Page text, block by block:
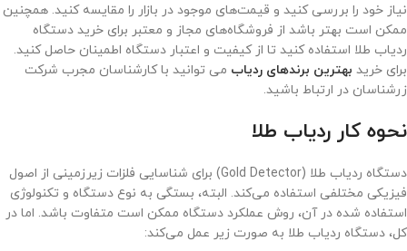
نیاز خود را بررسی کنید و قیمت‌های موجود در بازار را مقایسه کنید. همچنین
ممکن است بهتر باشد از فروشگاه‌های مجاز و معتبر برای خرید دستگاه
ردیاب طلا استفاده کنید تا از کیفیت و اعتبار دستگاه اطمینان حاصل کنید.
برای خرید بهترین برندهای ردیاب می توانید با کارشناسان مجرب شرکت
زرشناسان در ارتباط باشید.
نحوه کار ردیاب طلا
دستگاه ردیاب طلا (Gold Detector) برای شناسایی فلزات زیرزمینی از اصول
فیزیکی مختلفی استفاده می‌کند. البته، بستگی به نوع دستگاه و تکنولوژی
استفاده شده در آن، روش عملکرد دستگاه ممکن است متفاوت باشد. اما در
کل، دستگاه ردیاب طلا به صورت زیر عمل می‌کند: